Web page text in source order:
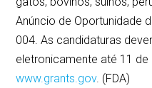
Anúncio de Oportunidade
004. As candidaturas
eletronicamente até 11
www.grants.gov. (FDA)